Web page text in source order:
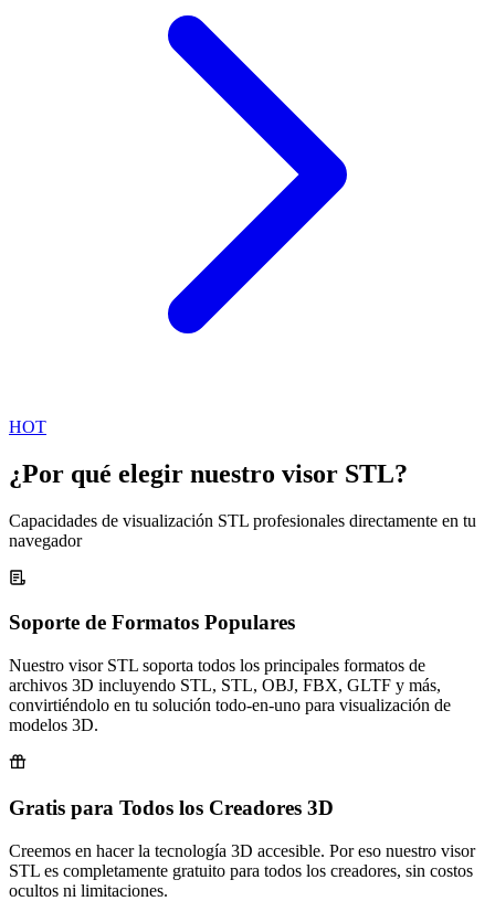
HOT
¿Por qué elegir nuestro visor STL?
Capacidades de visualización STL profesionales directamente en tu
navegador
Soporte de Formatos Populares
Nuestro visor STL soporta todos los principales formatos de
archivos 3D incluyendo STL, STL, OBJ, FBX, GLTF y más,
convirtiéndolo en tu solución todo-en-uno para visualización de
modelos 3D.
Gratis para Todos los Creadores 3D
Creemos en hacer la tecnología 3D accesible. Por eso nuestro visor
STL es completamente gratuito para todos los creadores, sin costos
ocultos ni limitaciones.